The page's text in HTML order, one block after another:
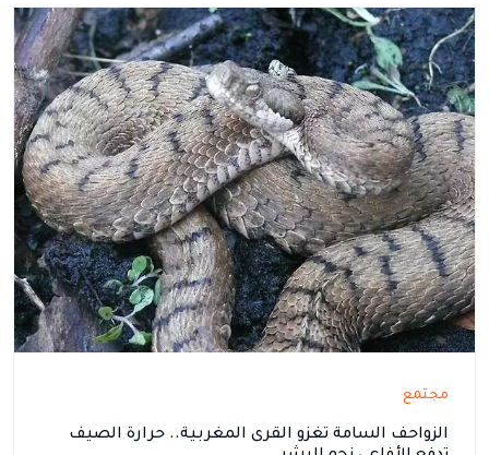
مجتمع
الزواحف السامة تغزو القرى المغربية.. حرارة الصيف